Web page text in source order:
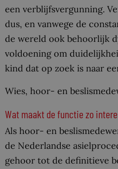
een verblijfsvergunning.
dus, en vanwege de
de wereld ook behoorlijk
voldoening om
kind dat op zoek is naar
Wies, hoor- en
Wat maakt de functie zo
Als hoor- en
de Nederlandse
gehoor tot de definitieve